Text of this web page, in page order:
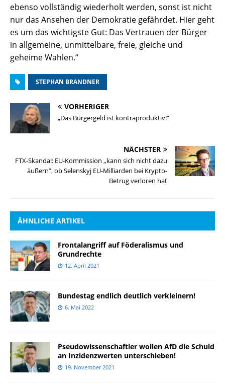
ebenso vollständig wiederholt werden, sonst ist nicht
nur das Ansehen der Demokratie gefährdet. Hier geht
es um das wichtigste Gut: Das Vertrauen der Bürger
in allgemeine, unmittelbare, freie, gleiche und
geheime Wahlen.“
STEPHAN BRANDNER
VORHERIGER
„Das Bürgergeld ist kontraproduktiv!“
NÄCHSTER
FTX-Skandal: EU-Kommission ,,kann sich nicht dazu
äußern”, ob Selenskyj EU-Milliarden bei Krypto-
Betrug verloren hat
ÄHNLICHE ARTIKEL
Frontalangriff auf Föderalismus und
Grundrechte
12. April 2021
Bundestag endlich deutlich verkleinern!
6. Mai 2022
Pseudowissenschaftler wollen AfD die Schuld
an Inzidenzwerten unterschieben!
19. November 2021